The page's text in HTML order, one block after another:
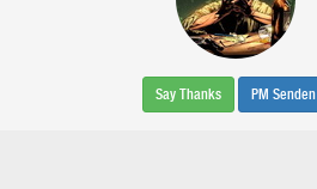
Say Thanks PM Senden